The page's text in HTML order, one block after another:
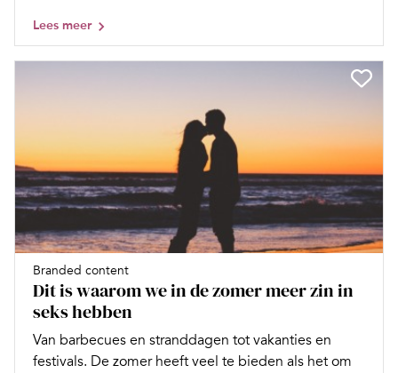
Lees meer
Branded content
Dit is waarom we in de zomer meer zin in
seks hebben
Van barbecues en stranddagen tot vakanties en
festivals. De zomer heeft veel te bieden als het om